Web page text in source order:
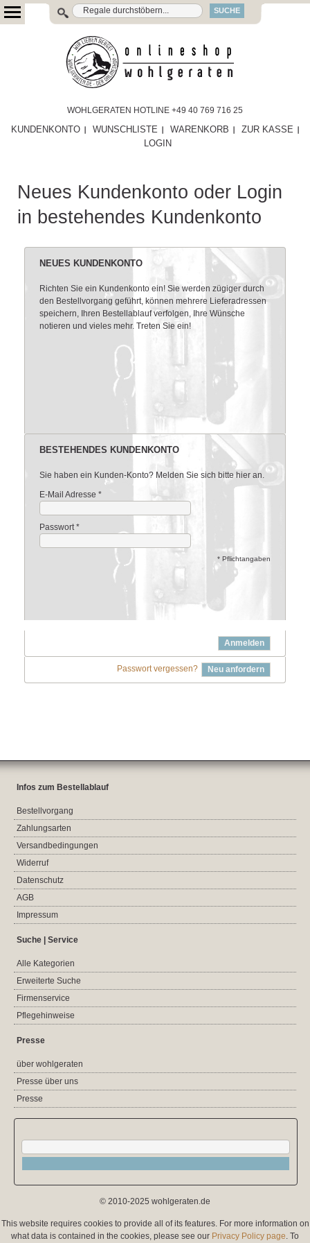
SUCHE
WOHLGERATEN HOTLINE +49 40 769 716 25
KUNDENKONTO WUNSCHLISTE WARENKORB
ZUR KASSE
LOGIN
Neues Kundenkonto oder Login
in bestehendes Kundenkonto
NEUES KUNDENKONTO
Richten Sie ein Kundenkonto ein! Sie werden zügiger durch
den Bestellvorgang geführt, können mehrere Lieferadressen
speichern, Ihren Bestellablauf verfolgen, Ihre Wünsche
notieren und vieles mehr. Treten Sie ein!
BESTEHENDES KUNDENKONTO
Sie haben ein Kunden-Konto? Melden Sie sich bitte hier an.
*
E-Mail Adresse
*
Passwort
* Pflichtangaben
Anmelden
Passwort vergessen? Neu anfordern
Infos zum Bestellablauf
Bestellvorgang
Zahlungsarten
Versandbedingungen
Widerruf
Datenschutz
AGB
Impressum
Suche | Service
Alle Kategorien
Erweiterte Suche
Firmenservice
Pflegehinweise
Presse
über wohlgeraten
Presse über uns
Presse
© 2010-2025 wohlgeraten.de
This website requires cookies to provide all of its features. For more information on
what data is contained in the cookies, please see our Privacy Policy page. To